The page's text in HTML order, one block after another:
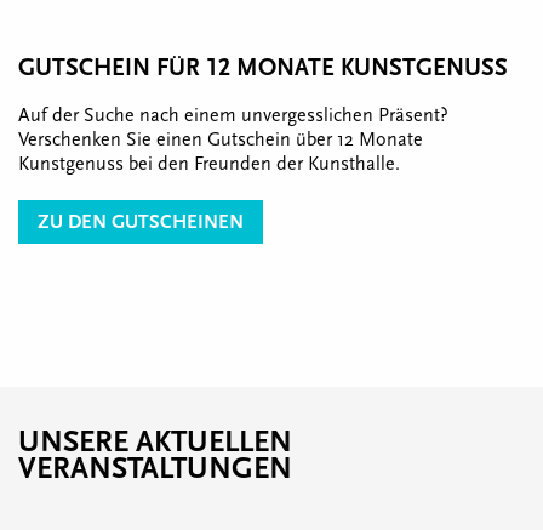
GUTSCHEIN FÜR 12 MONATE KUNSTGENUSS
Auf der Suche nach einem unvergesslichen Präsent?
Verschenken Sie einen Gutschein über 12 Monate
Kunstgenuss bei den Freunden der Kunsthalle.
ZU DEN GUTSCHEINEN
UNSERE AKTUELLEN
VERANSTALTUNGEN